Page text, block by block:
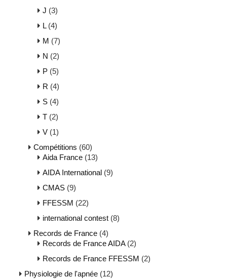
J (3)
L(4)
M (7)
N (2)
P (5)
R (4)
S (4)
T (2)
V (1)
Compétitions (60)
Aida France (13)
AIDA International (9)
CMAS (9)
FFESSM (22)
international contest (8)
Records de France (4)
Records de France AIDA(2)
Records de France FFESSM (2)
Physiologie de l'apnée (12)